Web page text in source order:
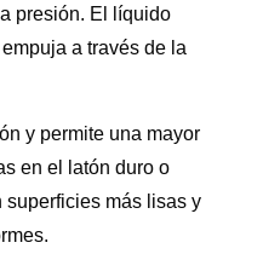
presión. El líquido
a través de la
y permite una mayor
en el latón duro o
más lisas y